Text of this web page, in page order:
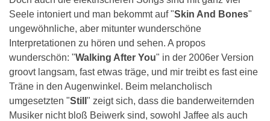
Seele intoniert und man bekommt auf "Skin And Bones"
ungewöhnliche, aber mitunter wunderschöne
Interpretationen zu hören und sehen. A propos
wunderschön: "Walking After You" in der 2006er Version
groovt langsam, fast etwas träge, und mir treibt es fast eine
Träne in den Augenwinkel. Beim melancholisch
umgesetzten "Still " zeigt sich, dass die banderweiternden
Musiker nicht bloß Beiwerk sind, sowohl Jaffee als auch